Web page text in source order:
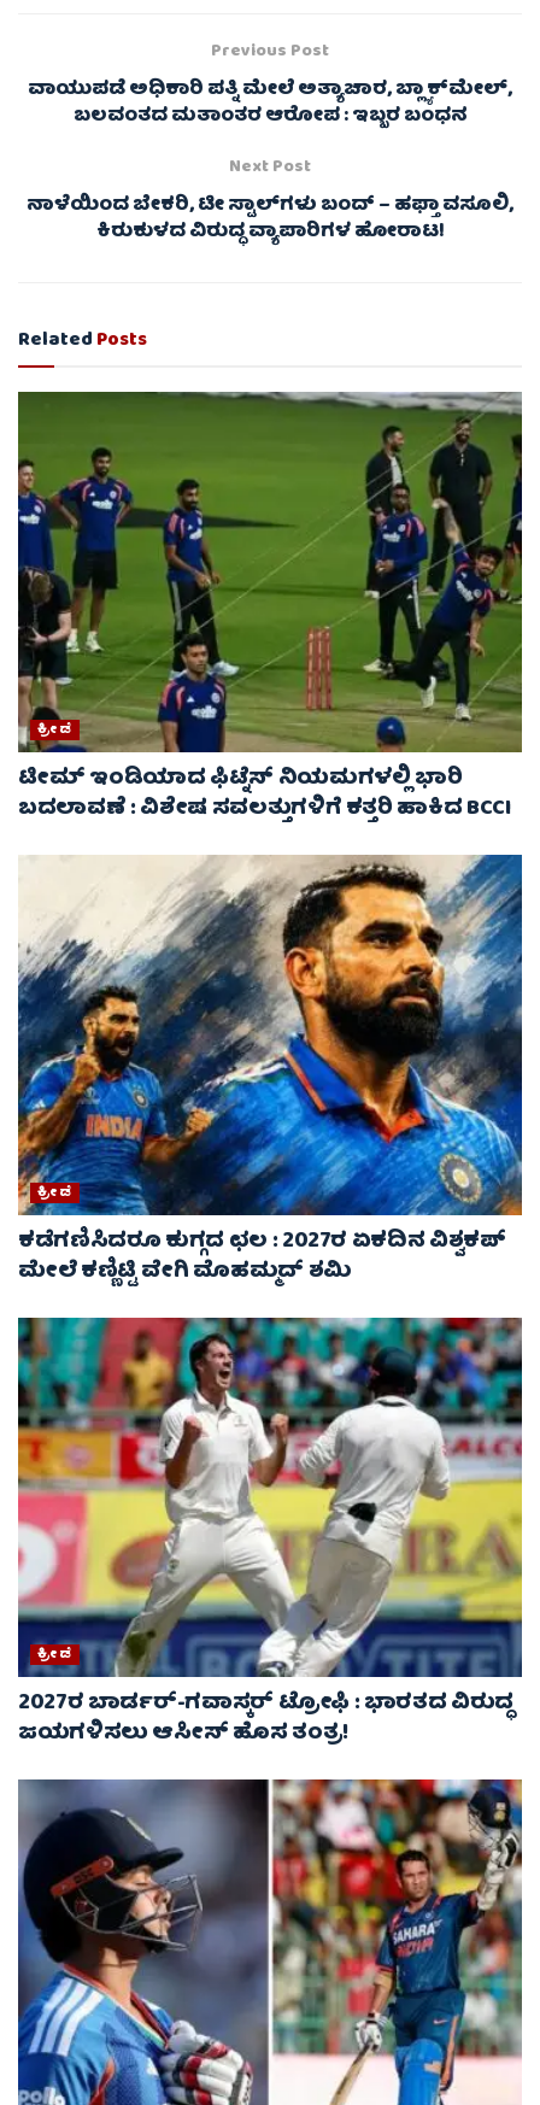
Previous Post
ವಾಯುಪಡೆ ಅಧಿಕಾರಿ ಪತ್ನಿ ಮೇಲೆ ಅತ್ಯಾಚಾರ, ಬ್ಲ್ಯಾಕ್‌ಮೇಲ್,
ಬಲವಂತದ ಮತಾಂತರ ಆರೋಪ : ಇಬ್ಬರ ಬಂಧನ
Next Post
ನಾಳೆಯಿಂದ ಬೇಕರಿ, ಟೀ ಸ್ಟಾಲ್‌ಗಳು ಬಂದ್ – ಹಫ್ತಾ ವಸೂಲಿ,
ಕಿರುಕುಳದ ವಿರುದ್ಧ ವ್ಯಾಪಾರಿಗಳ ಹೋರಾಟ!
RelatedPosts
ಕ್ರೀಡೆ
ಟೀಮ್ ಇಂಡಿಯಾದ ಫಿಟ್ನೆಸ್ ನಿಯಮಗಳಲ್ಲಿ ಭಾರಿ
ಬದಲಾವಣೆ : ವಿಶೇಷ ಸವಲತ್ತುಗಳಿಗೆ ಕತ್ತರಿ ಹಾಕಿದ BCCI
ಕ್ರೀಡೆ
ಕಡೆಗಣಿಸಿದರೂ ಕುಗ್ಗದ ಛಲ : 2027ರ ಏಕದಿನ ವಿಶ್ವಕಪ್‌
ಮೇಲೆ ಕಣ್ಣಿಟ್ಟಿ ವೇಗಿ ಮೊಹಮ್ಮದ್ ಶಮಿ
ಕ್ರೀಡೆ
2027ರ ಬಾರ್ಡರ್-ಗವಾಸ್ಕರ್ ಟ್ರೋಫಿ : ಭಾರತದ ವಿರುದ್ಧ
ಜಯಗಳಿಸಲು ಆಸೀಸ್‌ ಹೊಸ ತಂತ್ರ!